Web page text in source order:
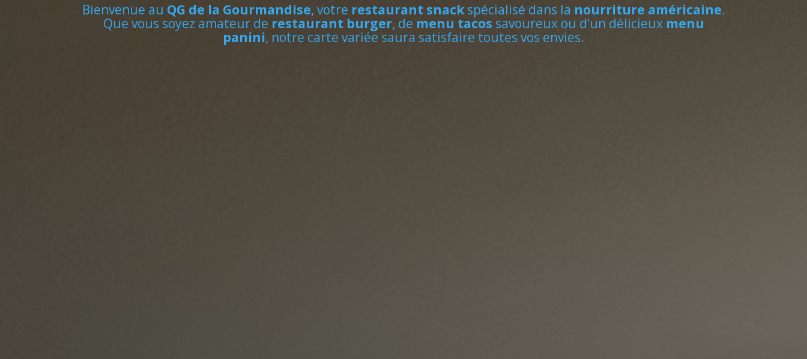
Bienvenue au QG de la Gourmandise, votre restaurant snackspécialisé dans la nourriture américaine.
Que vous soyez amateur de restaurant burger, de menu tacos savoureux ou d’un délicieux menu
panini, notre carte variée saura satisfaire toutes vos envies.